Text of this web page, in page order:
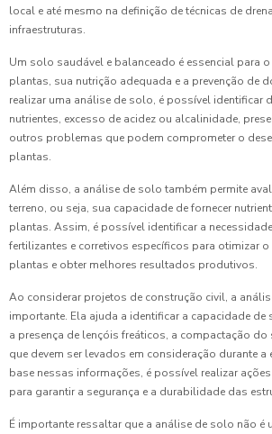
local e até mesmo na definição de técnicas de
infraestruturas.
Um solo saudável e balanceado é essencial para
plantas, sua nutrição adequada e a prevenção de
realizar uma análise de solo, é possível identificar
nutrientes, excesso de acidez ou alcalinidade,
outros problemas que podem comprometer o
plantas.
Além disso, a análise de solo também permite
terreno, ou seja, sua capacidade de fornecer
plantas. Assim, é possível identificar a
fertilizantes e corretivos específicos para otimizar
plantas e obter melhores resultados produtivos.
Ao considerar projetos de construção civil, a
importante. Ela ajuda a identificar a capacidade de
a presença de lençóis freáticos, a compactação
que devem ser levados em consideração durante a
base nessas informações, é possível realizar
para garantir a segurança e a durabilidade das
É importante ressaltar que a análise de solo não é